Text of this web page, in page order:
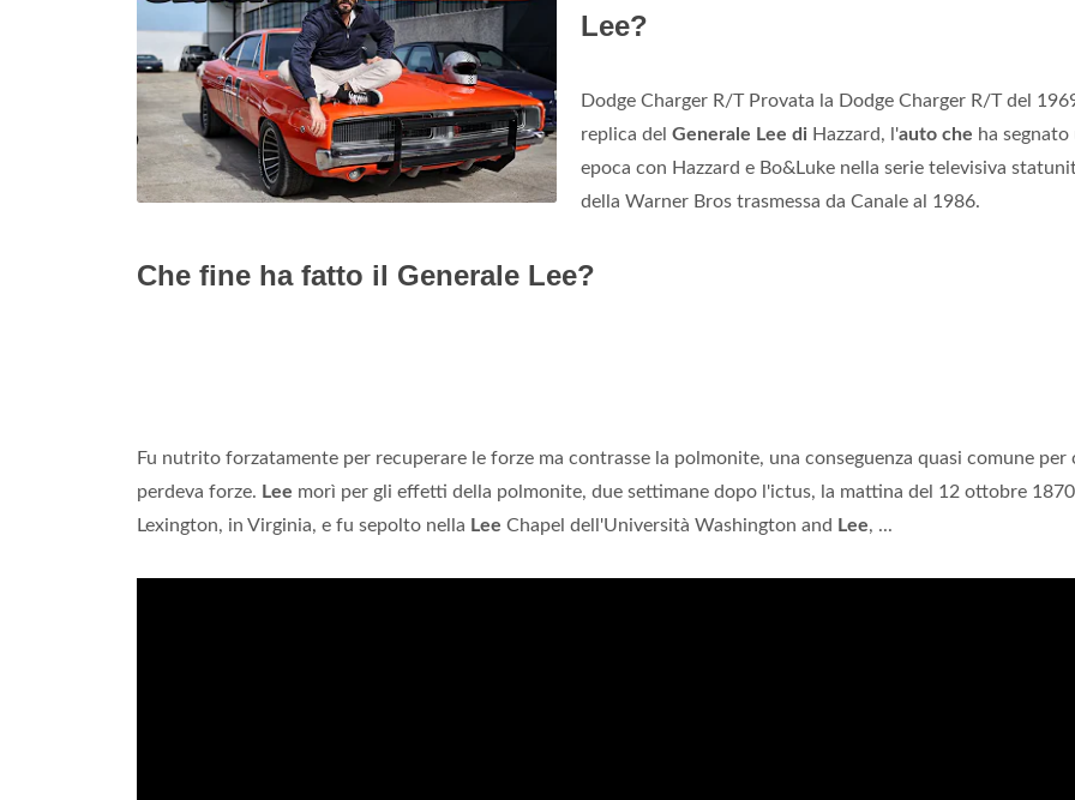
Lee?
Dodge Charger R/T Provata la Dodge Charger R/T del
replica del Generale Lee di Hazzard, l'auto che ha segnato
epoca con Hazzard e Bo&Luke nella serie televisiva
della Warner Bros trasmessa da Canale al 1986.
Che fine ha fatto il Generale Lee?
Fu nutrito forzatamente per recuperare le forze ma contrasse la polmonite, una conseguenza quasi comune per
perdeva forze. Lee morì per gli effetti della polmonite, due settimane dopo l'ictus, la mattina del 12 ottobre
Lexington, in Virginia, e fu sepolto nella Lee Chapel dell'Università Washington and Lee, ...